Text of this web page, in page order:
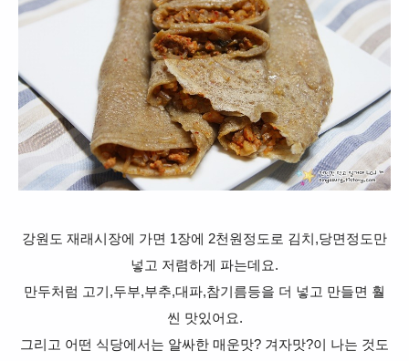
강원도 재래시장에 가면 1장에 2천원정도로 김치,당면정도만
넣고 저렴하게 파는데요.
만두처럼 고기,두부,부추,대파,참기름등을 더 넣고 만들면 훨
씬 맛있어요.
그리고 어떤 식당에서는 알싸한 매운맛? 겨자맛?이 나는 것도